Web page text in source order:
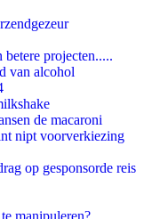
projecten.....
van alcohol
de macaroni
nipt voorverkiezing
op gesponsorde reis
manipuleren?